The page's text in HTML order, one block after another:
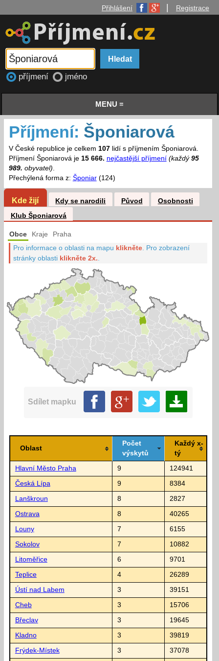
Přihlášení Registrace
příjmení jméno
MENU ≡
Příjmení: Šponiarová
V České republice je celkem 107lidí s příjmením Šponiarová.
Příjmení Šponiarová je 15 666. nejčastější příjmení (každý 95
989. obyvatel).
Přechýlená forma z: Šponiar(124)
Kde žijí Kdy se narodili Původ
Osobnosti
Klub Šponiarová
Obce Kraje Praha
Pro informace o oblasti na mapu klikněte Pro zobrazení
stránky oblasti klikněte 2x.
Sdílet mapku
Oblast
Počet
výskytů
Každý x-
tý
Hlavní Město Praha 9 124941
Česká Lípa 9 8384
Lanškroun 8 2827
Ostrava 8 40265
Louny 7 6155
Sokolov 7 10882
Litoměřice 6 9701
Teplice 4 26289
Ústí nad Labem 3 39151
Cheb 3 15706
Břeclav 3 19645
Kladno 3 39819
Frýdek-Místek 3 37078